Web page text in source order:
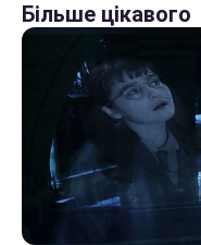
Більше цікавого